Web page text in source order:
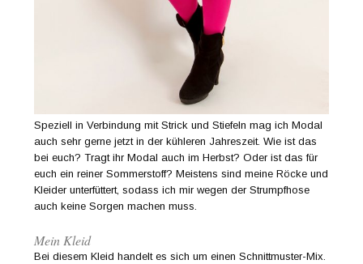
Speziell in Verbindung mit Strick und Stiefeln mag ich Modal
auch sehr gerne jetzt in der kühleren Jahreszeit. Wie ist das
bei euch? Tragt ihr Modal auch im Herbst? Oder ist das für
euch ein reiner Sommerstoff? Meistens sind meine Röcke und
Kleider unterfüttert, sodass ich mir wegen der Strumpfhose
auch keine Sorgen machen muss.
Mein Kleid
Bei diesem Kleid handelt es sich um einen Schnittmuster-Mix.